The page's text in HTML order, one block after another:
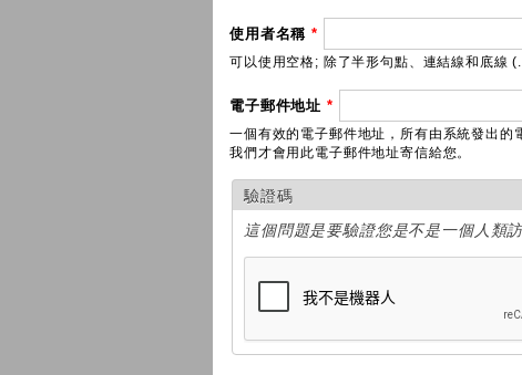
使用者名稱*
可以使用空格; 除了半形句點、連結線和底線
電子郵件地址 *
一個有效的電子郵件地址，所有由系統發出的
我們才會用此電子郵件地址寄信給您。
驗證碼
這個問題是要驗證您是不是一個人類